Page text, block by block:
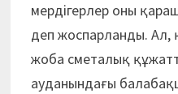
мердігерлер оны
деп жоспарланды. Ал,
жоба сметалық
ауданындағы